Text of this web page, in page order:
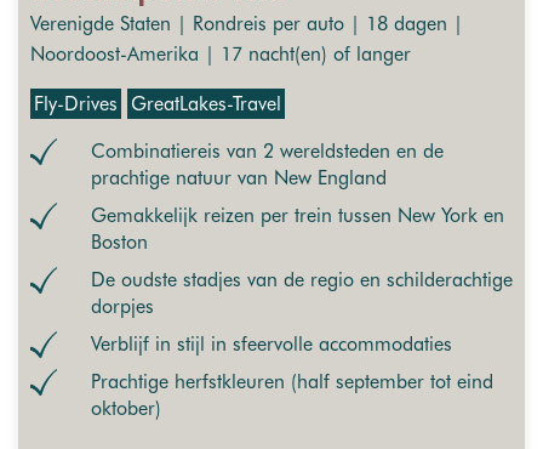
Verenigde Staten | Rondreis per auto | 18 dagen |
Noordoost-Amerika | 17 nacht(en) of langer
Fly-Drives GreatLakes-Travel
Combinatiereis van 2 wereldsteden en de
prachtige natuur van New England
Gemakkelijk reizen per trein tussen New York en
Boston
De oudste stadjes van de regio en schilderachtige
dorpjes
Verblijf in stijl in sfeervolle accommodaties
Prachtige herfstkleuren (half september tot eind
oktober)